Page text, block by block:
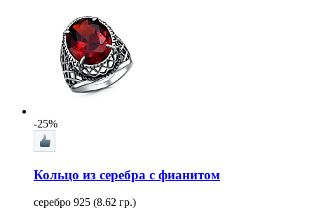
-25%
Кольцо из серебра с фианитом
серебро 925 (8.62 гр.)